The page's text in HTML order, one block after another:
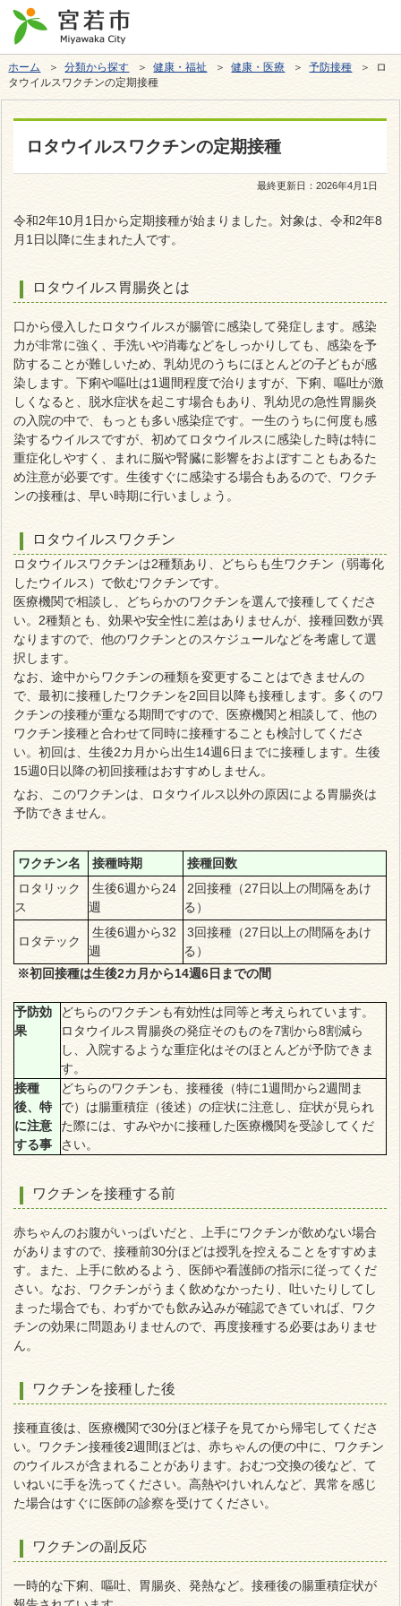
ホーム ＞分類から探す ＞健康・福祉 ＞健康・医療 ＞予防接種 ＞ ロ
タウイルスワクチンの定期接種
ロタウイルスワクチンの定期接種
最終更新日：2026年4月1日
令和2年10月1日から定期接種が始まりました。対象は、令和2年8
月1日以降に生まれた人です。
ロタウイルス胃腸炎とは
口から侵入したロタウイルスが腸管に感染して発症します。感染
力が非常に強く、手洗いや消毒などをしっかりしても、感染を予
防することが難しいため、乳幼児のうちにほとんどの子どもが感
染します。下痢や嘔吐は1週間程度で治りますが、下痢、嘔吐が激
しくなると、脱水症状を起こす場合もあり、乳幼児の急性胃腸炎
の入院の中で、もっとも多い感染症です。一生のうちに何度も感
染するウイルスですが、初めてロタウイルスに感染した時は特に
重症化しやすく、まれに脳や腎臓に影響をおよぼすこともあるた
め注意が必要です。生後すぐに感染する場合もあるので、ワクチ
ンの接種は、早い時期に行いましょう。
ロタウイルスワクチン
ロタウイルスワクチンは2種類あり、どちらも生ワクチン（弱毒化
したウイルス）で飲むワクチンです。
医療機関で相談し、どちらかのワクチンを選んで接種してくださ
い。2種類とも、効果や安全性に差はありませんが、接種回数が異
なりますので、他のワクチンとのスケジュールなどを考慮して選
択します。
なお、途中からワクチンの種類を変更することはできませんの
で、最初に接種したワクチンを2回目以降も接種します。多くのワ
クチンの接種が重なる期間ですので、医療機関と相談して、他の
ワクチン接種と合わせて同時に接種することも検討してくださ
い。初回は、生後2カ月から出生14週6日までに接種します。生後
15週0日以降の初回接種はおすすめしません。
なお、このワクチンは、ロタウイルス以外の原因による胃腸炎は
予防できません。
ワクチン名 接種時期
接種回数
ロタリック
ス
生後6週から24
週
2回接種（27日以上の間隔をあけ
る）
ロタテック
生後6週から32
週
3回接種（27日以上の間隔をあけ
る）
※初回接種は生後2カ月から14週6日までの間
予防効
果
どちらのワクチンも有効性は同等と考えられています。
ロタウイルス胃腸炎の発症そのものを7割から8割減ら
し、入院するような重症化はそのほとんどが予防できま
す。
接種
後、特
に注意
する事
どちらのワクチンも、接種後（特に1週間から2週間ま
で）は腸重積症（後述）の症状に注意し、症状が見られ
た際には、すみやかに接種した医療機関を受診してくだ
さい。
ワクチンを接種する前
赤ちゃんのお腹がいっぱいだと、上手にワクチンが飲めない場合
がありますので、接種前30分ほどは授乳を控えることをすすめま
す。また、上手に飲めるよう、医師や看護師の指示に従ってくだ
さい。なお、ワクチンがうまく飲めなかったり、吐いたりしてし
まった場合でも、わずかでも飲み込みが確認できていれば、ワク
チンの効果に問題ありませんので、再度接種する必要はありませ
ん。
ワクチンを接種した後
接種直後は、医療機関で30分ほど様子を見てから帰宅してくださ
い。ワクチン接種後2週間ほどは、赤ちゃんの便の中に、ワクチン
のウイルスが含まれることがあります。おむつ交換の後など、て
いねいに手を洗ってください。高熱やけいれんなど、異常を感じ
た場合はすぐに医師の診察を受けてください。
ワクチンの副反応
一時的な下痢、嘔吐、胃腸炎、発熱など。接種後の腸重積症状が